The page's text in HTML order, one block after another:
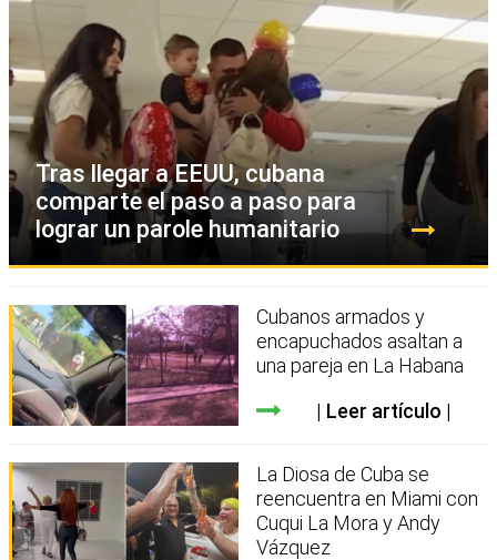
Tras llegar a EEUU, cubana
comparte el paso a paso para
lograr un parole humanitario
Cubanos armados y
encapuchados asaltan a
una pareja en La Habana
Leer artículo
La Diosa de Cuba se
reencuentra en Miami con
Cuqui La Mora y Andy
Vázquez